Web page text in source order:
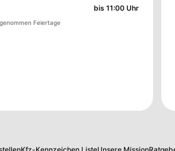
bis 11:00 Uhr
Feiertage